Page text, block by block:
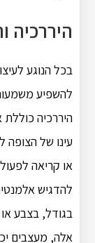
היררכיה
בכל הנוגע
להשפיע
היררכיה כוללת
עינו של הצופה
או קריאה
להדגיש
בגודל, בצבע
אלה, מעצבים